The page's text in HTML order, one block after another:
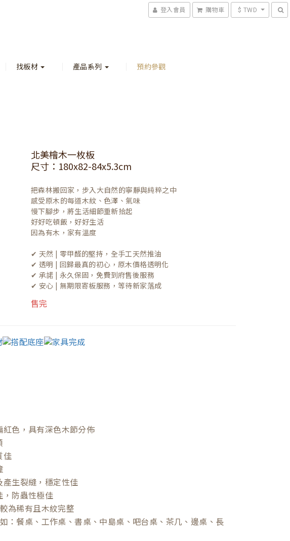
登入會員 購物車 $ TWD
找板材 產品系列 預約參觀
北美檜木一枚板
尺寸：180x82-84x5.3cm
把森林搬回家，步入大自然的寧靜與純粹之中
感受原木的每道木紋、色澤、氣味
慢下腳步，將生活細節重新拾起
好好吃頓飯，好好生活
因為有木，家有溫度
✔ 天然 | 零甲醛的堅持，全手工天然推油
✔ 透明 | 回歸最真的初心，原木價格透明化
✔ 承諾 | 永久保固，免費到府售後服務
✔ 安心 | 無期限寄板服務，等待新家落成
售完
色，具有深色木節分佈
佳
生裂縫，穩定性佳
，防蟲性極佳
為稀有且木紋完整
：餐桌、工作桌、書桌、中島桌、吧台桌、茶几、邊桌、長